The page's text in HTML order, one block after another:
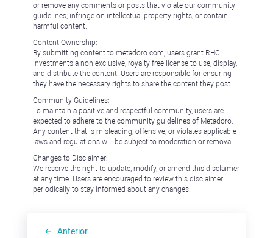
or remove any comments or posts that violate our community
guidelines, infringe on intellectual property rights, or contain
harmful content.
Content Ownership:
By submitting content to metadoro.com, users grant RHC
Investments a non-exclusive, royalty-free license to use, display,
and distribute the content. Users are responsible for ensuring
they have the necessary rights to share the content they post.
Community Guidelines:
To maintain a positive and respectful community, users are
expected to adhere to the community guidelines of Metadoro.
Any content that is misleading, offensive, or violates applicable
laws and regulations will be subject to moderation or removal.
Changes to Disclaimer:
We reserve the right to update, modify, or amend this disclaimer
at any time. Users are encouraged to review this disclaimer
periodically to stay informed about any changes.
Anterior